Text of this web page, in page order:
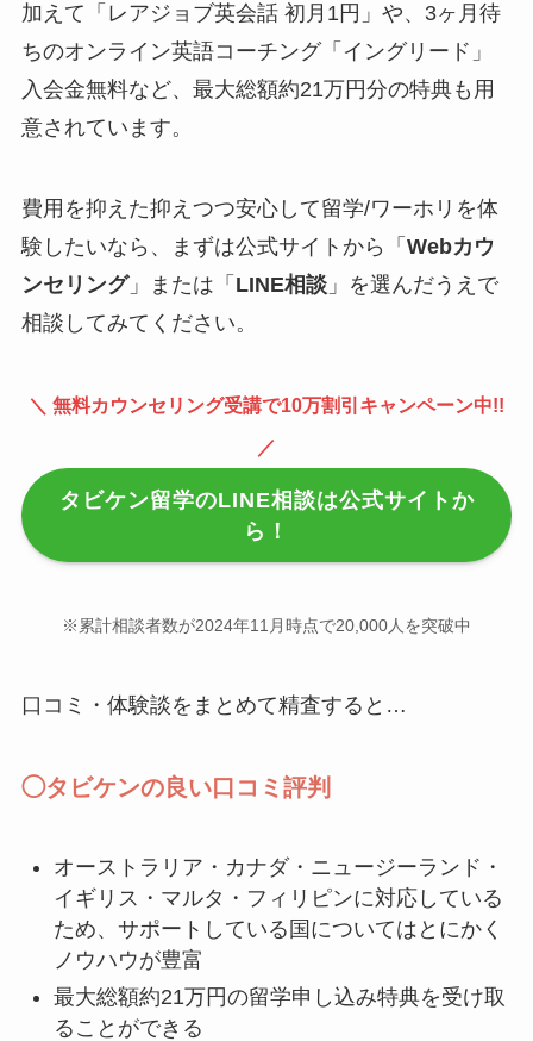
加えて「レアジョブ英会話 初月1円」や、3ヶ月待
ちのオンライン英語コーチング「イングリード」
入会金無料など、最大総額約21万円分の特典も用
意されています。
費用を抑えた抑えつつ安心して留学/ワーホリを体
験したいなら、まずは公式サイトから「 Webカウ
ンセリング」または「 LINE相談」を選んだうえで
相談してみてください。
＼ 無料カウンセリング受講で10万割引キャンペーン中!!
／
タビケン留学のLINE相談は公式サイトか
ら！
※累計相談者数が2024年11月時点で20,000人を突破中
口コミ・体験談をまとめて精査すると…
◯タビケンの良い口コミ評判
オーストラリア・カナダ・ニュージーランド・
イギリス・マルタ・フィリピンに対応している
ため、サポートしている国についてはとにかく
ノウハウが豊富
最大総額約21万円の留学申し込み特典を受け取
ることができる